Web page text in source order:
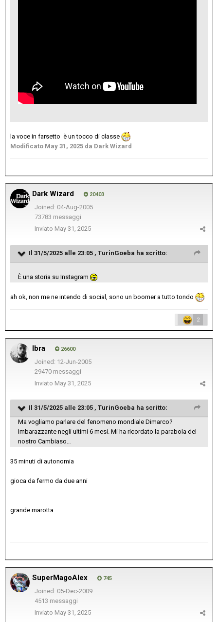
la voce in farsetto è un tocco di classe
Modificato May 31, 2025 da Dark Wizard
Dark Wizard 20403
Joined: 04-Aug-2005
73783 messaggi
Inviato May 31, 2025
Il 31/5/2025 alle 23:05 , TurinGoeba ha scritto:
È una storia su Instagram
ah ok, non me ne intendo di social, sono un boomer a tutto tondo
2
Ibra 26600
Joined: 12-Jun-2005
29470 messaggi
Inviato May 31, 2025
Il 31/5/2025 alle 23:05 , TurinGoeba ha scritto:
Ma vogliamo parlare del fenomeno mondiale Dimarco?
Imbarazzante negli ultimi 6 mesi. Mi ha ricordato la parabola del
nostro Cambiaso…
35 minuti di autonomia
gioca da fermo da due anni
grande marotta
SuperMagoAlex 745
Joined: 05-Dec-2009
4513 messaggi
Inviato May 31, 2025